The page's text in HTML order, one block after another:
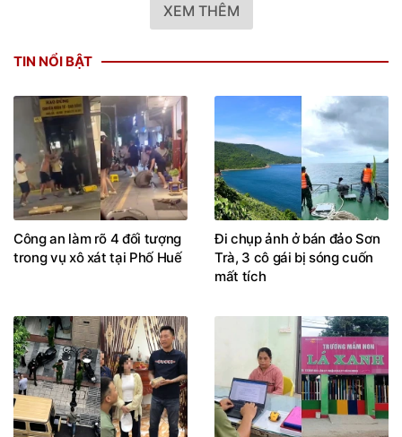
XEM THÊM
TIN NỔI BẬT
Công an làm rõ 4 đối tượng
trong vụ xô xát tại Phố Huế
Đi chụp ảnh ở bán đảo Sơn
Trà, 3 cô gái bị sóng cuốn
mất tích